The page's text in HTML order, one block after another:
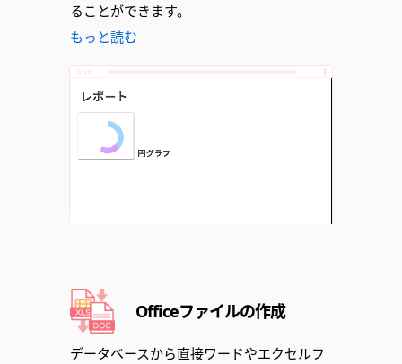
ることができます。
もっと読む
Officeファイルの作成
データベースから直接ワードやエクセルフ